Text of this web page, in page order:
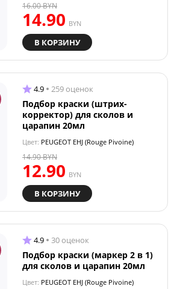
14.90 BYN
16.00BYN
В КОРЗИНУ
4.9 259 оценок
Подбор краски (штрих-
корректор) для сколов и
царапин 20мл
Цвет: PEUGEOT EHJ (Rouge Pivoine)
12.90 BYN
14.90BYN
В КОРЗИНУ
4.9 30 оценок
Подбор краски (маркер 2 в 1)
для сколов и царапин 20мл
Цвет: PEUGEOT EHJ (Rouge Pivoine)